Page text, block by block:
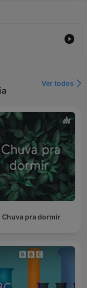
Ver todos
Chuva pra dormir